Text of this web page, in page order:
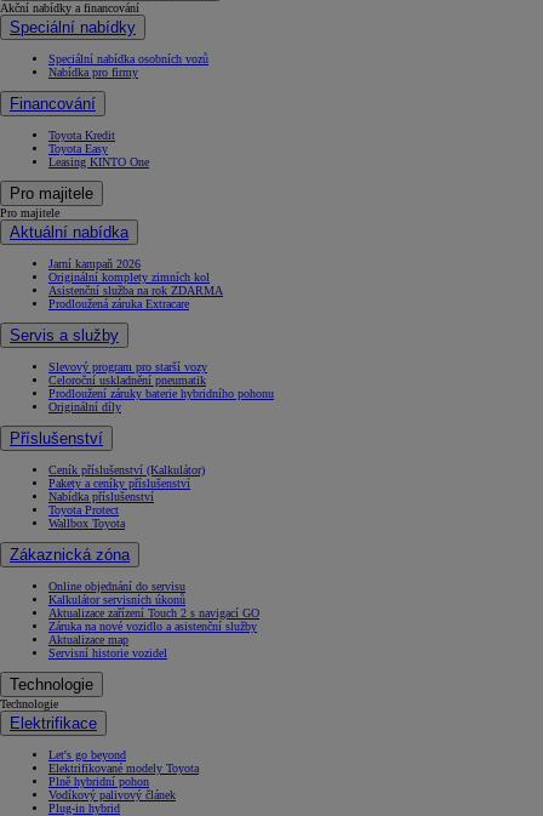
Akční nabídky a financování
Speciální nabídky
Speciální nabídka osobních vozů
Nabídka pro firmy
Financování
Toyota Kredit
Toyota Easy
Leasing KINTO One
Pro majitele
Pro majitele
Aktuální nabídka
Jarní kampaň 2026
Originální komplety zimních kol
Asistenční služba na rok ZDARMA
Prodloužená záruka Extracare
Servis a služby
Slevový program pro starší vozy
Celoroční uskladnění pneumatik
Prodloužení záruky baterie hybridního pohonu
Originální díly
Příslušenství
Ceník příslušenství (Kalkulátor)
Pakety a ceníky příslušenství
Nabídka příslušenství
Toyota Protect
Wallbox Toyota
Zákaznická zóna
Online objednání do servisu
Kalkulátor servisních úkonů
Aktualizace zařízení Touch 2 s navigací GO
Záruka na nové vozidlo a asistenční služby
Aktualizace map
Servisní historie vozidel
Technologie
Technologie
Elektrifikace
Let's go beyond
Elektrifikované modely Toyota
Plně hybridní pohon
Vodíkový palivový článek
Plug-in hybrid